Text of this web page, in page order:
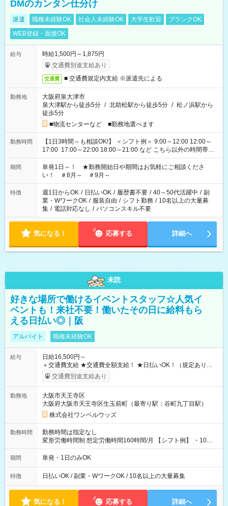
DMのカンタン仕分け
派遣 職種未経験OK 社会人未経験OK 大学生歓迎
ブランクOK
WEB登録・面接OK
給与
時給1,500円～1,875円
交通費別途支給あり
交通費 ■ 交通費規定内支給 ※派遣先による
勤務地
大阪府泉大津市
泉大津駅から徒歩5分 / 北助松駅から徒歩5分 / 松ノ浜駅から
徒歩5分
■物流センターなど ■勤務地選べます
勤務時間
【1日3時間～も相談OK!】 ＜シフト例＞ 9:00～12:00 12:00～
17:00 17:00～22:00 18:00～21:00 など こちら以外の時間帯も
お気軽にご相談ください！
期間
単発1日～！ ★勤務開始日や期間はお気軽にご相談くださ
い！ ＃8月～ ＃9月～
特徴 週1日からOK / 日払いOK / 履歴書不要 / 40～50代活躍中 / 副
業・WワークOK / 服装自由 / シフト勤務 / 10名以上の大量募
集 / 電話対応なし / パソコンスキル不要
気になる！ 応募する 詳細へ
未読
好きな場所で働けるイベントスタッフ☆人気イ
ベントも！来社不要！働いたその日に給料もら
える日払い◎｜阪
アルバイト 職種未経験OK
給与
日給16,500円～
＋交通費支給 ★交通費全額支給！ ★日払いOK！（規定あり） ┗
働いたその日に現金GET♪ お仕事後はコンビニATMから 日払
交通費別途支給あり
勤務地
大阪市天王寺区
大阪府大阪市天王寺区生玉前町（最寄り駅：谷町九丁目駅）
株式会社ワンベルウッズ
勤務時間
勤務時間は指定なし
変形労働時間制 想定労働時間160時間/月 【シフト例】 ・10：
00～20：00
期間 単発・1日のみOK
特徴 日払いOK / 副業・WワークOK / 10名以上の大量募集
気になる！ 応募する 詳細へ